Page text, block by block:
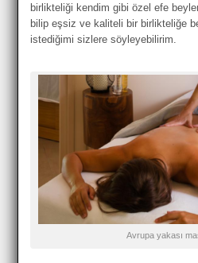
birlikteliği kendim gibi özel efe
bilip eşsiz ve kaliteli bir birlikteliğe
istediğimi sizlere söyleyebilirim.
Avrupa yakası